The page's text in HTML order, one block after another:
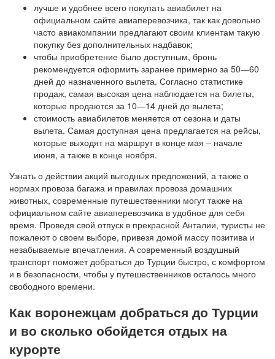
лучше и удобнее всего покупать авиабилет на
официальном сайте авиаперевозчика, так как довольно
часто авиакомпании предлагают своим клиентам такую
покупку без дополнительных надбавок;
чтобы приобретение было доступным, бронь
рекомендуется оформить заранее примерно за 50—60
дней до назначенного вылета. Согласно статистике
продаж, самая высокая цена наблюдается на билеты,
которые продаются за 10—14 дней до вылета;
стоимость авиабилетов меняется от сезона и даты
вылета. Самая доступная цена предлагается на рейсы,
которые выходят на маршрут в конце мая – начале
июня, а также в конце ноября.
Узнать о действии акций выгодных предложений, а также о
нормах провоза багажа и правилах провоза домашних
животных, современные путешественники могут также на
официальном сайте авиаперевозчика в удобное для себя
время. Проведя свой отпуск в прекрасной Анталии, туристы не
пожалеют о своем выборе, привезя домой массу позитива и
незабываемые впечатления. А современный воздушный
транспорт поможет добраться до Турции быстро, с комфортом
и в безопасности, чтобы у путешественников осталось много
свободного времени.
Как воронежцам добраться до Турции
и во сколько обойдется отдых на
курорте